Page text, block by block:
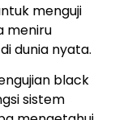
menguji
meniru
dunia nyata.
black
sistem